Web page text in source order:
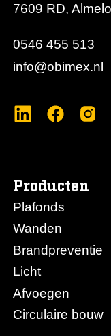
7609 RD, Almelo
0546 455 513
info@obimex.nl
Producten
Plafonds
Wanden
Brandpreventie
Licht
Afvoegen
Circulaire bouw